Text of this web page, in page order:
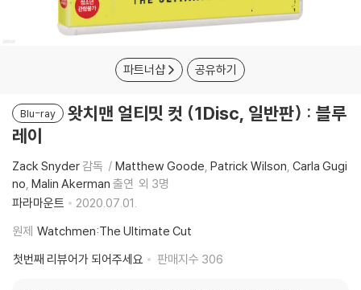
파트너샵 공유하기
Blu-ray
왓치맨 얼티밋 컷 (1Disc, 일반판) : 블루
레이
Zack Snyder감독 Matthew Goode Patrick Wilson Carla Gugi
no Malin Akerman 출연 외 3명
파라마운트
2020.07.01.
원제 Watchmen:The Ultimate Cut
첫번째 리뷰어가 되어주세요
판매지수 306